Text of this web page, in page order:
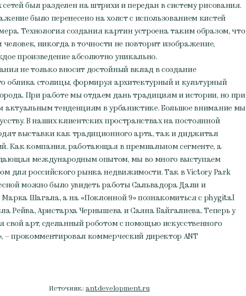
был разделен на штрихи и передан в систему рисования.
было перенесено на холст с использованием кистей
Технология создания картин устроена таким образом, что
человек, никогда в точности не повторит изображение,
произведение абсолютно уникально.
не только вносит достойный вклад в создание
облика столицы, формируя архитектурный и культурный
При работе мы отдаем дань традициям и истории, но при
актуальным тенденциям в урбанистике. Большое внимание мы
В наших клиентских пространствах на постоянной
выставки как традиционного арта, так и диджитал
Как компания, работающая в премиальном сегменте, а
международным опытом, мы во много выступаем
для российского рынка недвижимости. Так в Victory Park
можно было увидеть работы Сальвадора Дали и
Шагала, а на «Поклонной 9» познакомиться с phygital
Рейва, Аристарха Чернышева и Саяна Байгалиева. Теперь у
свой арт, сделанный роботом с помощью искусственного
– прокомментировал коммерческий директор ANT
Источник:antdevelopment.ru